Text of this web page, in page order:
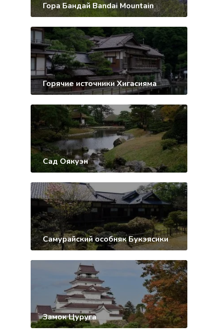
Гора Бандай Bandai Mountain
Горячие источники Хигасияма
Сад Оякуэн
Самурайский особняк Букэясики
Замок Цуруга